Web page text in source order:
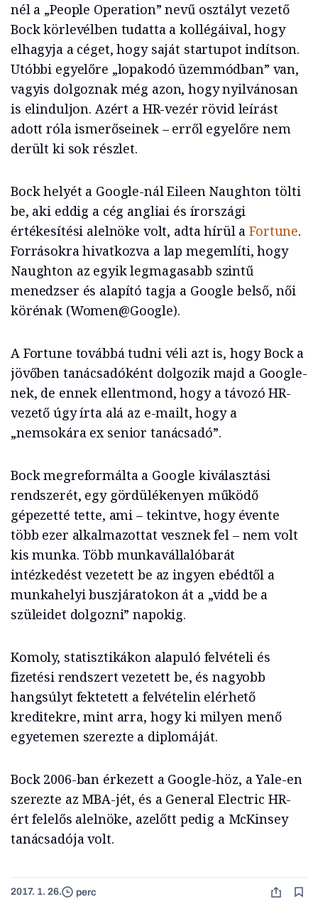
nél a „People Operation” nevű osztályt vezető
Bock körlevélben tudatta a kollégáival, hogy
elhagyja a céget, hogy saját startupot indítson.
Utóbbi egyelőre „lopakodó üzemmódban” van,
vagyis dolgoznak még azon, hogy nyilvánosan
is elinduljon. Azért a HR-vezér rövid leírást
adott róla ismerőseinek – erről egyelőre nem
derült ki sok részlet.
Bock helyét a Google-nál Eileen Naughton tölti
be, aki eddig a cég angliai és írországi
értékesítési alelnöke volt, adta hírül aFortune.
Forrásokra hivatkozva a lap megemlíti, hogy
Naughton az egyik legmagasabb szintű
menedzser és alapító tagja a Google belső, női
körénak (Women@Google).
A Fortune továbbá tudni véli azt is, hogy Bock a
jövőben tanácsadóként dolgozik majd a Google-
nek, de ennek ellentmond, hogy a távozó HR-
vezető úgy írta alá az e-mailt, hogy a
„nemsokára ex senior tanácsadó”.
Bock megreformálta a Google kiválasztási
rendszerét, egy gördülékenyen működő
gépezetté tette, ami – tekintve, hogy évente
több ezer alkalmazottat vesznek fel – nem volt
kis munka. Több munkavállalóbarát
intézkedést vezetett be az ingyen ebédtől a
munkahelyi buszjáratokon át a „vidd be a
szüleidet dolgozni” napokig.
Komoly, statisztikákon alapuló felvételi és
fizetési rendszert vezetett be, és nagyobb
hangsúlyt fektetett a felvételin elérhető
kreditekre, mint arra, hogy ki milyen menő
egyetemen szerezte a diplomáját.
Bock 2006-ban érkezett a Google-höz, a Yale-en
szerezte az MBA-jét, és a General Electric HR-
ért felelős alelnöke, azelőtt pedig a McKinsey
tanácsadója volt.
2017. 1. 26. perc